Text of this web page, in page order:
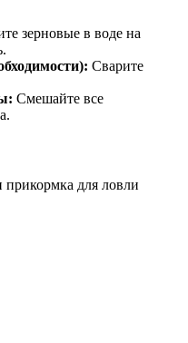
зерновые в воде на
Сварите
Смешайте все
прикормка для ловли